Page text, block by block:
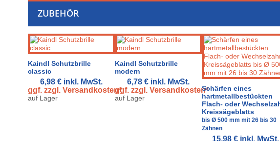
ZUBEHÖR
Kaindl Schutzbrille
classic
6,98 € inkl. MwSt.
ggf. zzgl. Versandkosten*
auf Lager
Kaindl Schutzbrille
modern
6,78 € inkl. MwSt.
ggf. zzgl. Versandkosten*
auf Lager
Schärfen eines
hartmetallbestückten
Flach- oder
Kreissägeblatts
bis Ø 500 mm mit 26 bis 30
Zähnen
15,98 € inkl. MwSt.